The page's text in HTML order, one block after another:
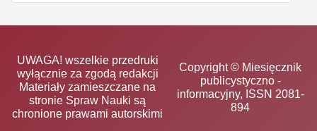
UWAGA! wszelkie przedruki
wyłącznie za zgodą redakcji
Materiały zamieszczane na
stronie Spraw Nauki są
chronione prawami autorskimi
Copyright © Miesięcznik
publicystyczno -
informacyjny, ISSN 2081-
894